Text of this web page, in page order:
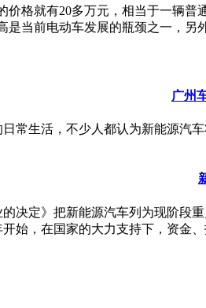
格就有20多万元，相当于一辆
当前电动车发展的瓶颈之一，另
广州
常生活，不少人都认为新能源汽
的决定》把新能源汽车列为现阶
始，在国家的大力支持下，资金